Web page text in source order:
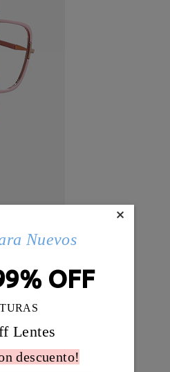
×
Nuevos
OFF
Lentes
descuento!